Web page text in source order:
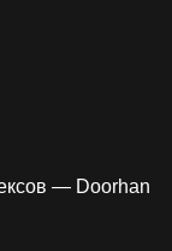
— Doorhan